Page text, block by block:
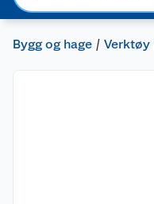
Bygg og hage Verktøy